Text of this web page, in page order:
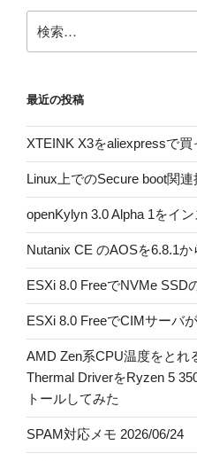
ン
索:
最近の投稿
XTEINK X3をaliexpressで買
Linux上でのSecure boot関
openKylyn 3.0 Alpha 1をイ
Nutanix CE のAOSを6.8.1
ESXi 8.0 FreeでNVMe SSD
ESXi 8.0 FreeでCIMサーバ
AMD Zen系CPU温度をとれ
Thermal DriverをRyzen 5
トールしてみた
SPAM対応メモ 2026/06/24